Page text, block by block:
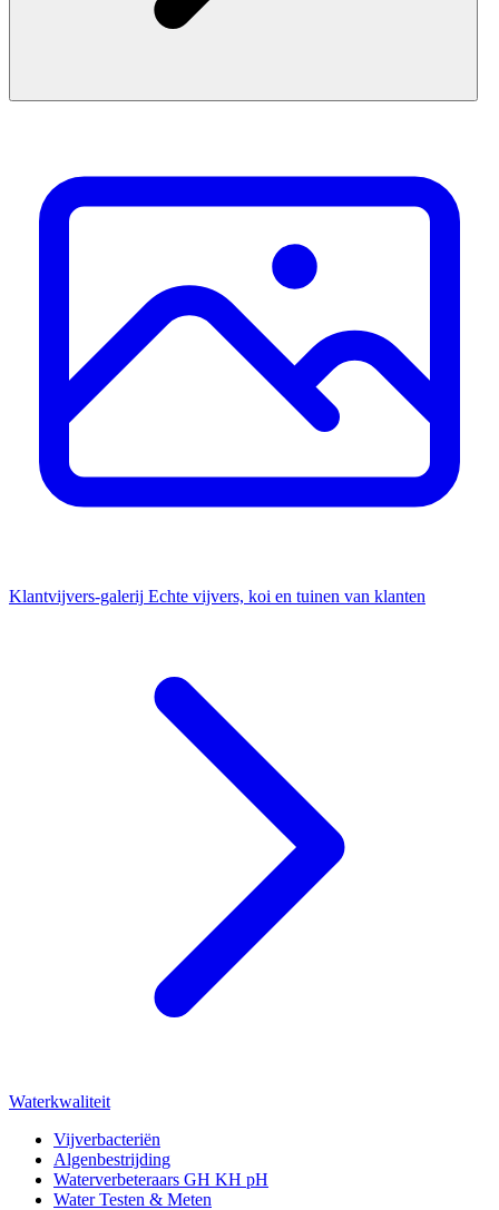
Klantvijvers-galerij Echte vijvers, koi en tuinen van klanten
Waterkwaliteit
Vijverbacteriën
Algenbestrijding
Waterverbeteraars GH KH pH
Water Testen & Meten